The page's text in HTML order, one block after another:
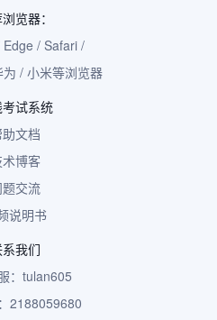
览器：
/ Safari /
/ 小米等浏览器
试系统
文档
博客
题交流
说明书
我们
：tulan605
2188059680